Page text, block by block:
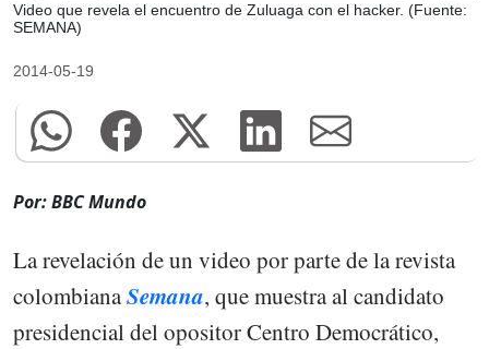
Video que revela el encuentro de Zuluaga con el hacker. (Fuente:
SEMANA)
2014-05-19
Por: BBC Mundo
La revelación de un video por parte de la revista
colombianaSemana, que muestra al candidato
presidencial del opositor Centro Democrático,